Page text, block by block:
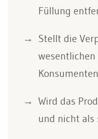
Füllung
Stellt die
Wird das
und nicht als